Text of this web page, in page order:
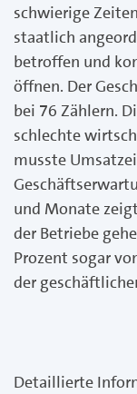
schwierige
staatlich
betroffen und
öffnen. Der
bei 76 Zählern.
schlechte
musste
und Monate
der Betriebe
Prozent sogar
der
Detaillierte